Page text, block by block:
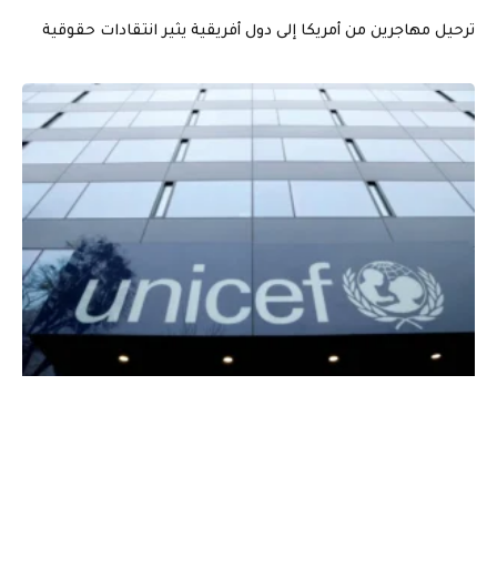
ترحيل مهاجرين من أمريكا إلى دول أفريقية يثير انتقادات حقوقية